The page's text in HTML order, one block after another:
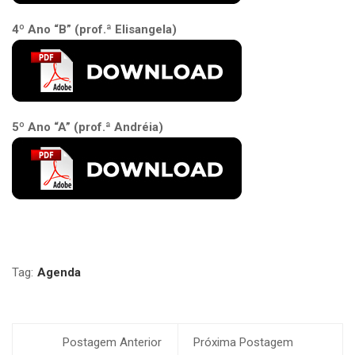
4º Ano “B” (prof.ª Elisangela)
5º Ano “A” (prof.ª Andréia)
Tag: Agenda
Postagem Anterior Próxima Postagem